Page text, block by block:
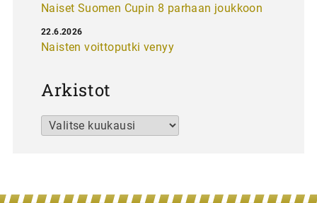
Naiset Suomen Cupin 8 parhaan joukkoon
Naisten voittoputki venyy
22.6.2026
Arkistot
Arkistot